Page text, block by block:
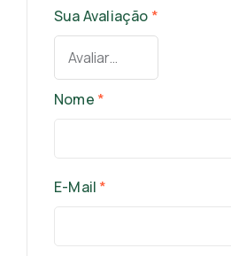
Sua Avaliação *
Nome *
E-Mail *